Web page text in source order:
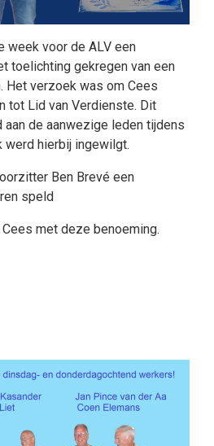
week voor de ALV een
toelichting gekregen van een
Het verzoek was om Cees
tot Lid van Verdienste. Dit
de aanwezige leden tijdens
werd hierbij ingewilgt.
Ben Brevé een
speld
met deze benoeming.